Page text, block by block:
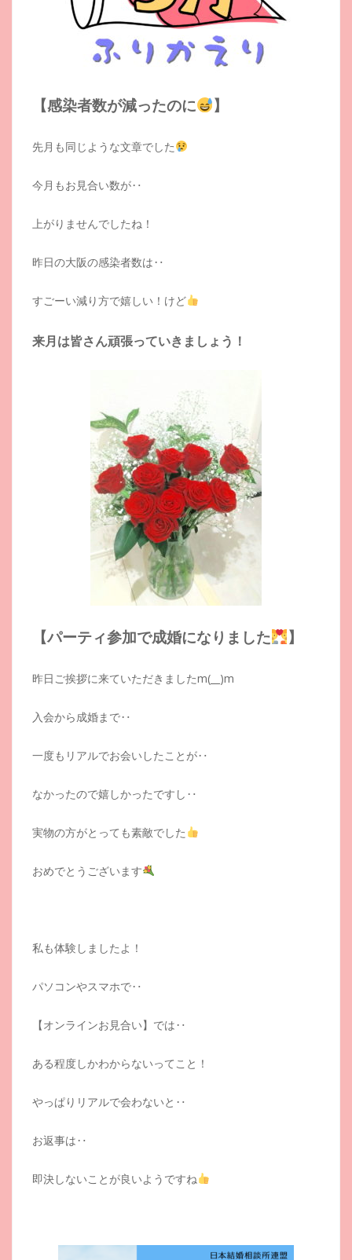
【感染者数が減ったのに 】
先月も同じような文章でした
今月もお見合い数が‥
上がりませんでしたね！
昨日の大阪の感染者数は‥
すごーい減り方で嬉しい！けど
来月は皆さん頑張っていきましょう！
【パーティ参加で成婚になりました 】
昨日ご挨拶に来ていただきましたm(__)m
入会から成婚まで‥
一度もリアルでお会いしたことが‥
なかったので嬉しかったですし‥
実物の方がとっても素敵でした
おめでとうございます
私も体験しましたよ！
パソコンやスマホで‥
【オンラインお見合い】では‥
ある程度しかわからないってこと！
やっぱりリアルで会わないと‥
お返事は‥
即決しないことが良いようですね